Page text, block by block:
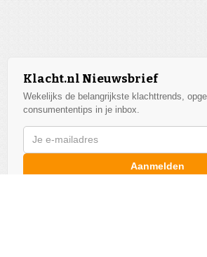
Klacht.nl Nieuwsbrief
Wekelijks de belangrijkste klachttrends,
consumententips in je inbox.
Aanmelden